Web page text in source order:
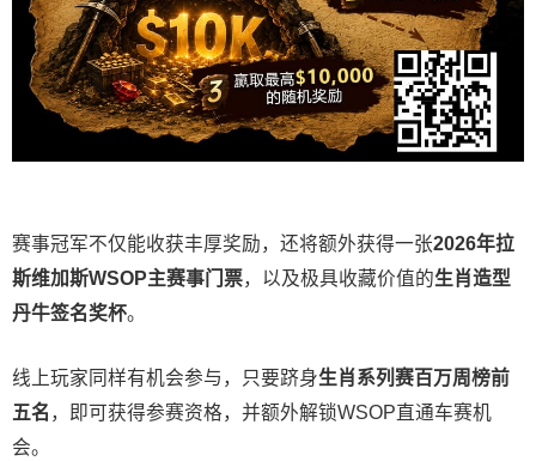
赛事冠军不仅能收获丰厚奖励，还将额外获得一张2026年拉
斯维加斯WSOP主赛事门票，以及极具收藏价值的生肖造型
丹牛签名奖杯。
线上玩家同样有机会参与，只要跻身生肖系列赛百万周榜前
五名 ，即可获得参赛资格，并额外解锁WSOP直通车赛机
会。